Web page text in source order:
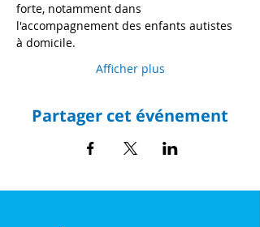
forte, notamment dans
l'accompagnement des enfants autistes
à domicile.
Afficher plus
Partager cet événement